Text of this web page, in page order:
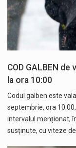
COD GALBEN
la ora 10:00
Codul galben este
septembrie, ora
intervalul menționat,
susținute, cu viteze